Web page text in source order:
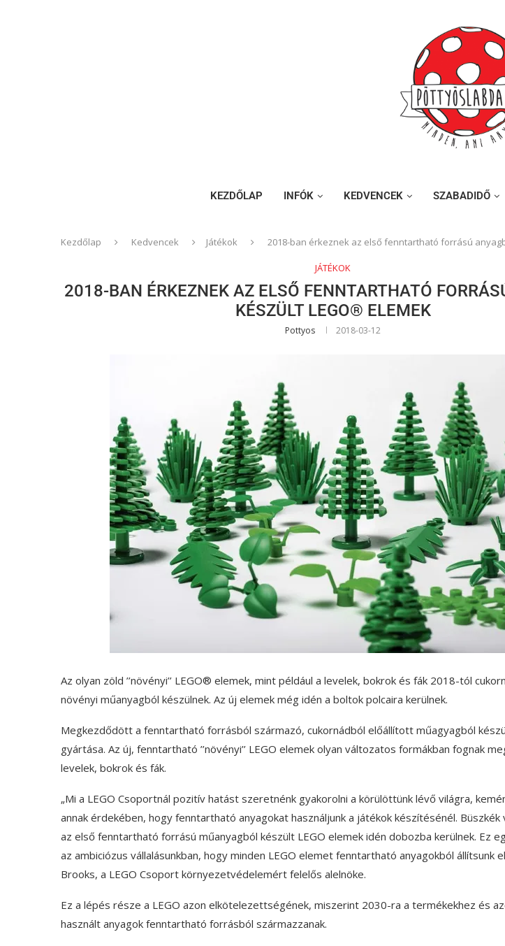
KEZDŐLAP INFÓK KEDVENCEK SZABADIDŐ
Kezdőlap Kedvencek Játékok 2018-ban érkeznek az első fenntartható forrású
JÁTÉKOK
2018-BAN ÉRKEZNEK AZ ELSŐ FENNTARTHATÓ
KÉSZÜLT LEGO® ELEMEK
Pottyos 2018-03-12
Az olyan zöld ’’növényi’’ LEGO® elemek, mint például a levelek, bokrok és fák 2018-tól
növényi műanyagból készülnek. Az új elemek még idén a boltok polcaira kerülnek.
Megkezdődött a fenntartható forrásból származó, cukornádból előállított műagyagból
gyártása. Az új, fenntartható ’’növényi’’ LEGO elemek olyan változatos formákban fognak
levelek, bokrok és fák.
„Mi a LEGO Csoportnál pozitív hatást szeretnénk gyakorolni a körülöttünk lévő világra,
annak érdekében, hogy fenntartható anyagokat használjunk a játékok készítésénél. Büszkék
az első fenntartható forrású műanyagból készült LEGO elemek idén dobozba kerülnek. Ez
az ambiciózus vállalásunkban, hogy minden LEGO elemet fenntartható anyagokból állítsunk
Brooks, a LEGO Csoport környezetvédelemért felelős alelnöke.
Ez a lépés része a LEGO azon elkötelezettségének, miszerint 2030-ra a termékekhez és
használt anyagok fenntartható forrásból származzanak.